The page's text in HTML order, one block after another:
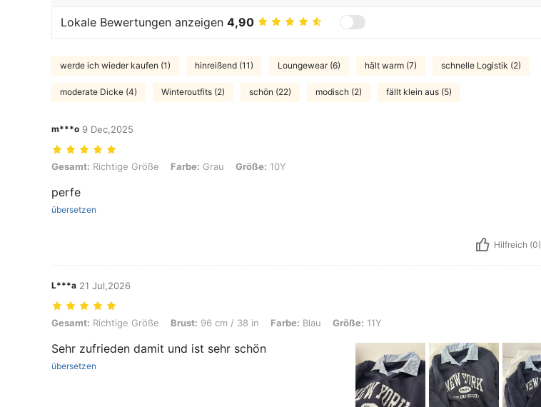
Lokale Bewertungen anzeigen 4,90
werde ich wieder kaufen (1) hinreißend (11) Loungewear (6) hält warm (7) schnelle Logistik (2)
moderate Dicke (4) Winteroutfits (2) schön (22) modisch (2) fällt klein aus (5)
m***o 9 Dec,2025
Gesamt: Richtige Größe, Farbe: Grau, Größe: 10Y
Gesamt: Richtige Größe Farbe: Grau Größe: 10Y
perfe
übersetzen
Hilfreich (0)
L***a 21 Jul,2026
Gesamt: Richtige Größe, Brust: 96 cm / 38 in, Farbe: Blau, Größe: 11Y
Gesamt: Richtige Größe Brust: 96 cm / 38 in Farbe: Blau Größe: 11Y
Sehr zufrieden damit und ist sehr schön
übersetzen